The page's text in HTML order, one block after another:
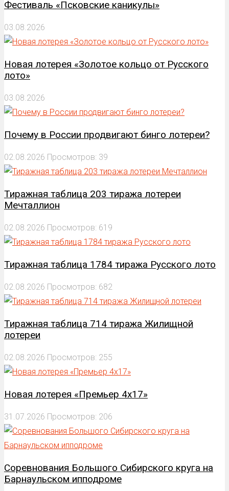
Фестиваль «Псковские каникулы»
03.08.2026
Новая лотерея «Золотое кольцо от Русского
лото»
03.08.2026
Почему в России продвигают бинго лотереи?
02.08.2026 Просмотров: 39
Тиражная таблица 203 тиража лотереи
Мечталлион
02.08.2026 Просмотров: 619
Тиражная таблица 1784 тиража Русского лото
02.08.2026 Просмотров: 682
Тиражная таблица 714 тиража Жилищной
лотереи
02.08.2026 Просмотров: 255
Новая лотерея «Премьер 4х17»
31.07.2026 Просмотров: 206
Соревнования Большого Сибирского круга на
Барнаульском ипподроме